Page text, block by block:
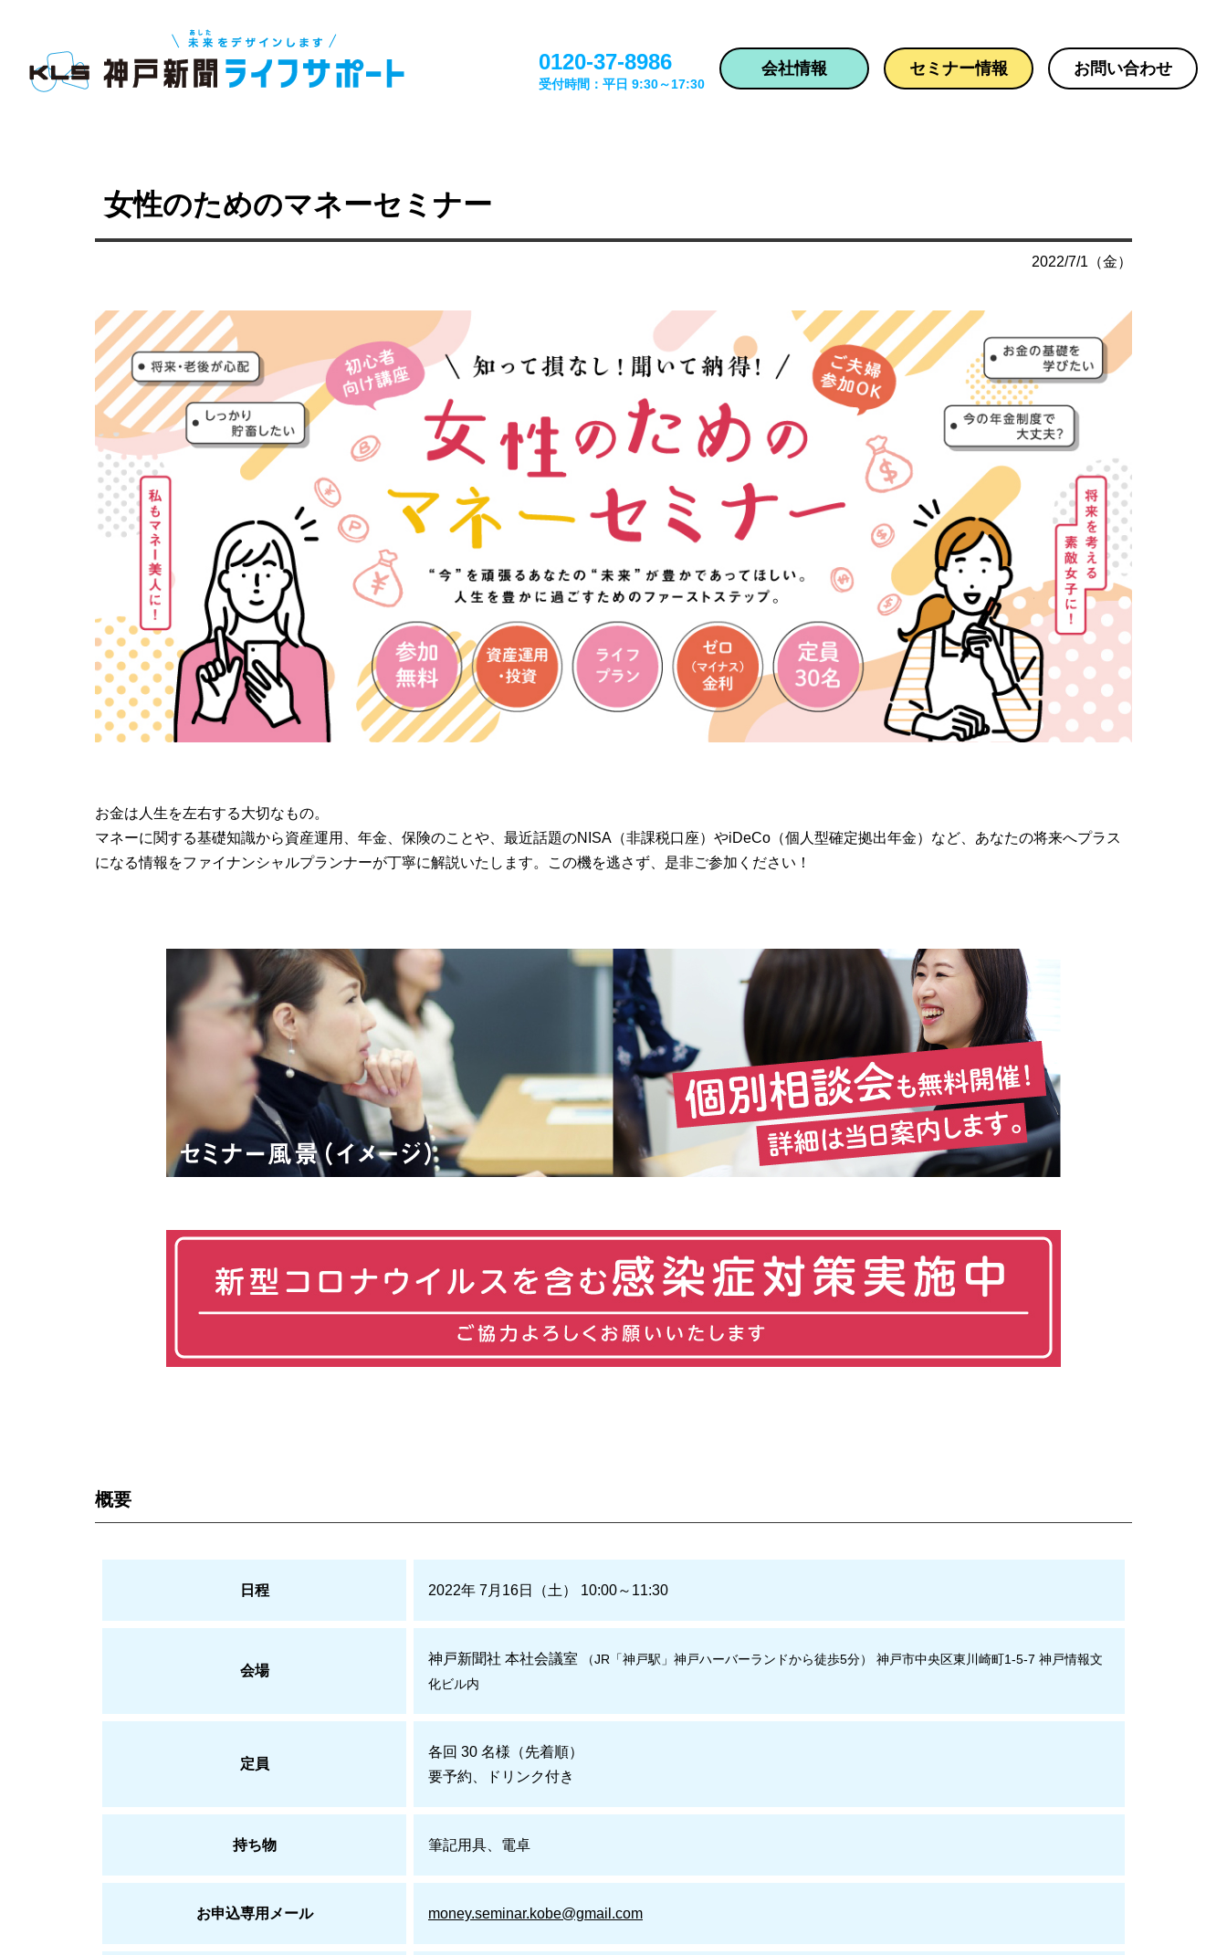
会社情報 セミナー情報 お問い合わせ
0120-37-8986
受付時間：平日 9:30～17:30
女性のためのマネーセミナー
2022/7/1（金）
お金は人生を左右する大切なもの。
マネーに関する基礎知識から資産運用、年金、保険のことや、最近話題のNISA（非課税口座）やiDeCo（個人型確定拠出年金）など、あなたの将来へプラス
になる情報をファイナンシャルプランナーが丁寧に解説いたします。この機を逃さず、是非ご参加ください！
概要
日程 2022年 7月16日（土） 10:00～11:30
会場
神戸新聞社 本社会議室
（JR「神戸駅」神戸ハーバーランドから徒歩5分） 神戸市中央区東川崎町1-5-7 神戸情報文
化ビル内
定員
各回 30 名様（先着順）
要予約、ドリンク付き
持ち物 筆記用具、電卓
お申込専用メール money.seminar.kobe@gmail.com